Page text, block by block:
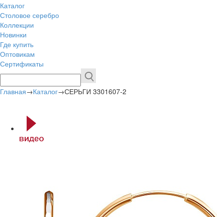
Каталог
Столовое серебро
Коллекции
Новинки
Где купить
Оптовикам
Сертификаты
Главная→Каталог→СЕРЬГИ 3301607-2